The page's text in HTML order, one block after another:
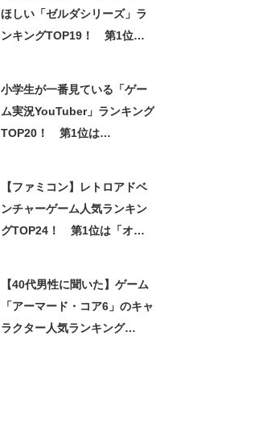
ほしい「ゼルダシリーズ」ラ
ンキングTOP19！ 第1位は
小学生が一番見ている「ゲー
ム実況YouTuber」ランキング
TOP20！ 第1位は
【ファミコン】レトロアドベ
ンチャーゲーム人気ランキン
グTOP24！ 第1位は「オホ
【40代男性に聞いた】ゲーム
「アーマード・コア6」のキャ
ラクター人気ランキング